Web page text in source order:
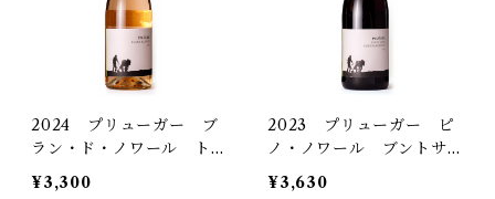
2024 プリューガー ブ
ラン・ド・ノワール トロ
ッケン
¥3,300
2023 プリューガー ピ
ノ・ノワール ブントサン
トシュタイン トロッケン
¥3,630